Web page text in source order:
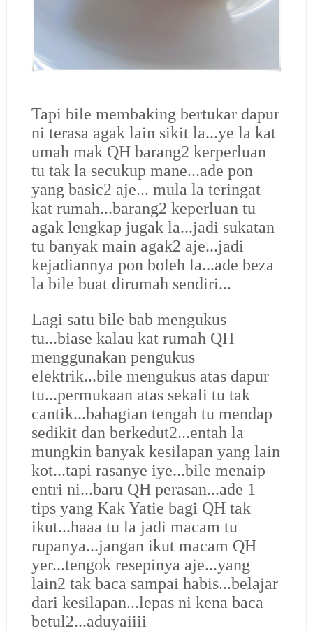
Tapi bile membaking bertukar dapur
ni terasa agak lain sikit la...ye la kat
umah mak QH barang2 kerperluan
tu tak la secukup mane...ade pon
yang basic2 aje... mula la teringat
kat rumah...barang2 keperluan tu
agak lengkap jugak la...jadi sukatan
tu banyak main agak2 aje...jadi
kejadiannya pon boleh la...ade beza
la bile buat dirumah sendiri...
Lagi satu bile bab mengukus
tu...biase kalau kat rumah QH
menggunakan pengukus
elektrik...bile mengukus atas dapur
tu...permukaan atas sekali tu tak
cantik...bahagian tengah tu mendap
sedikit dan berkedut2...entah la
mungkin banyak kesilapan yang lain
kot...tapi rasanye iye...bile menaip
entri ni...baru QH perasan...ade 1
tips yang Kak Yatie bagi QH tak
ikut...haaa tu la jadi macam tu
rupanya...jangan ikut macam QH
yer...tengok resepinya aje...yang
lain2 tak baca sampai habis...belajar
dari kesilapan...lepas ni kena baca
betul2...aduyaiiii